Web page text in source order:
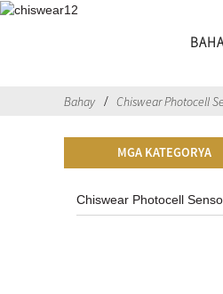
Bahay Chiswear Photocell
MGA KATEGORYA
Chiswear Photocell